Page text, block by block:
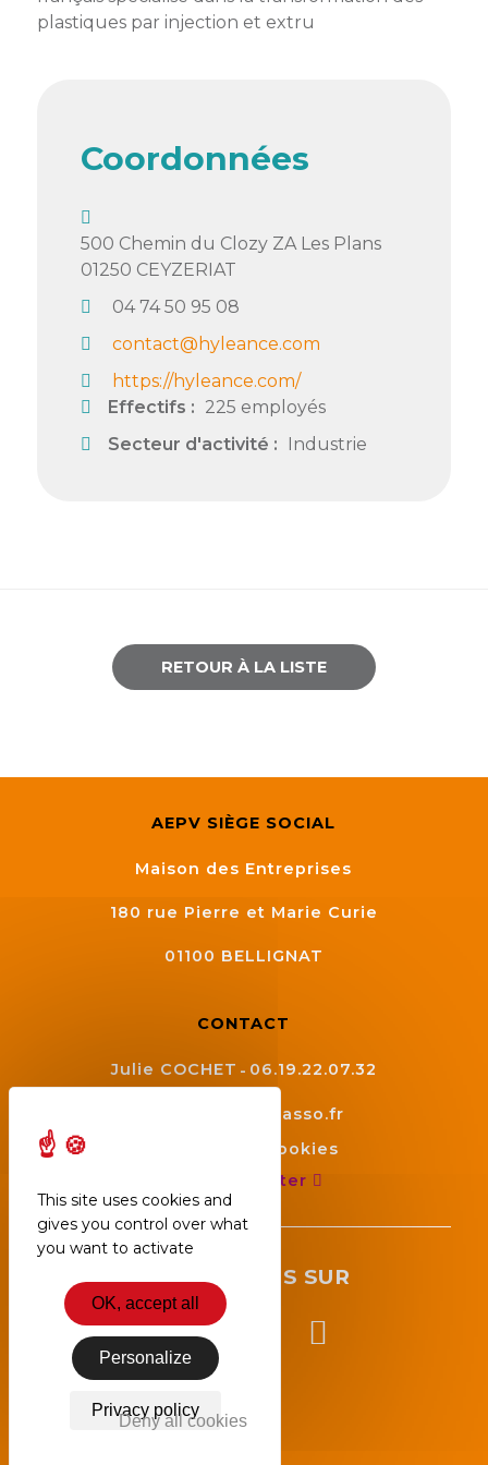
Ateliers
intermédiaires
AEPV
au
féminin
Defi
inter-
salons
Agenda
Newsletter
de
Industrie
Bâtiment
Dispositifs
Offres
Proposer
une
privilège
CONTACT
plastiques par injection et extru
Coordonnées
500 Chemin du Clozy ZA Les Plans
01250 CEYZERIAT
04 74 50 95 08
contact@hyleance.com
https://hyleance.com/
Effectifs : 225 employés
Secteur d'activité : Industrie
RETOUR À LA LISTE
AEPV SIÈGE SOCIAL
Maison des Entreprises
180 rue Pierre et Marie Curie
01100 BELLIGNAT
CONTACT
Julie COCHET 06.19.22.07.32
contact@aepv.asso.fr
Gestion des cookies
Nous contacter
SUIVEZ NOUS SUR
This site uses cookies and
gives you control over what
you want to activate
OK, accept all
Deny all cookies
Personalize
Privacy policy